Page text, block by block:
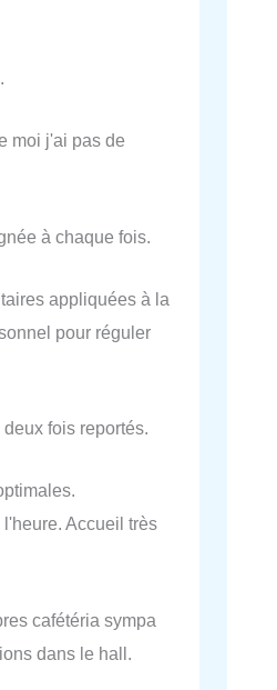
moi j'ai pas de
à chaque fois.
appliquées à la
pour réguler
fois reportés.
Accueil très
cafétéria sympa
dans le hall.